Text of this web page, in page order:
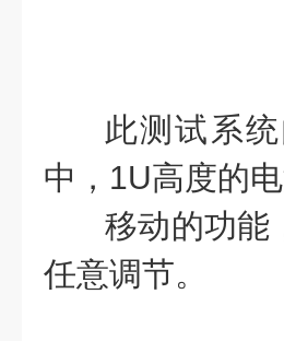
此测试系统
中，1U高度的
移动的功能
任意调节。